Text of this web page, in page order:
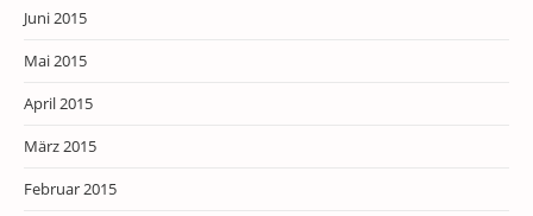
Juni 2015
Mai 2015
April 2015
März 2015
Februar 2015